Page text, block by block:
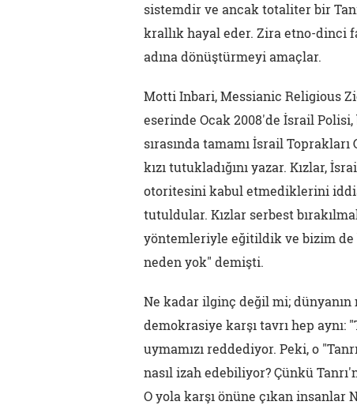
sistemdir ve ancak totaliter bir
krallık hayal eder. Zira etno-dinci
adına dönüştürmeyi amaçlar.
Motti Inbari, Messianic Religious
eserinde Ocak 2008'de İsrail
sırasında tamamı İsrail
kızı tutukladığını yazar. Kızlar,
otoritesini kabul etmediklerini
tutuldular. Kızlar serbest
yöntemleriyle eğitildik ve bizim de
neden yok" demişti.
Ne kadar ilginç değil mi;
demokrasiye karşı tavrı hep aynı:
uymamızı reddediyor. Peki, o
nasıl izah edebiliyor? Çünkü
O yola karşı önüne çıkan